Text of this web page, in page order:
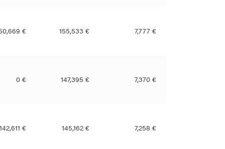
€ 155,533 € 7,777 €
0 € 147,395 € 7,370 €
142,611 € 145,162 € 7,258 €